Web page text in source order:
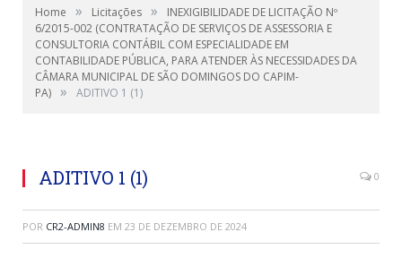
Home » Licitações »
INEXIGIBILIDADE DE LICITAÇÃO Nº
6/2015-002 (CONTRATAÇÃO DE SERVIÇOS DE ASSESSORIA E
CONSULTORIA CONTÁBIL COM ESPECIALIDADE EM
CONTABILIDADE PÚBLICA, PARA ATENDER ÀS NECESSIDADES DA
CÂMARA MUNICIPAL DE SÃO DOMINGOS DO CAPIM-
PA) » ADITIVO 1 (1)
ADITIVO 1 (1) 0
POR CR2-ADMIN8 EM 23 DE DEZEMBRO DE 2024